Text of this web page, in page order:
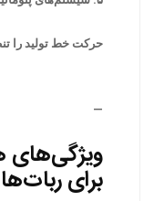
حرکت خط تولید را
—
ویژگی‌های
برای ربات‌ها